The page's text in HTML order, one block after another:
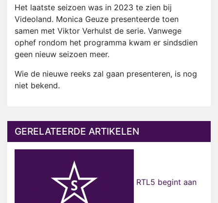
Het laatste seizoen was in 2023 te zien bij
Videoland. Monica Geuze presenteerde toen
samen met Viktor Verhulst de serie. Vanwege
ophef rondom het programma kwam er sindsdien
geen nieuw seizoen meer.
Wie de nieuwe reeks zal gaan presenteren, is nog
niet bekend.
GERELATEERDE ARTIKELEN
RTL5 begint aan